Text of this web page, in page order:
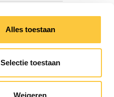
Alles toestaan
Selectie toestaan
Weigeren